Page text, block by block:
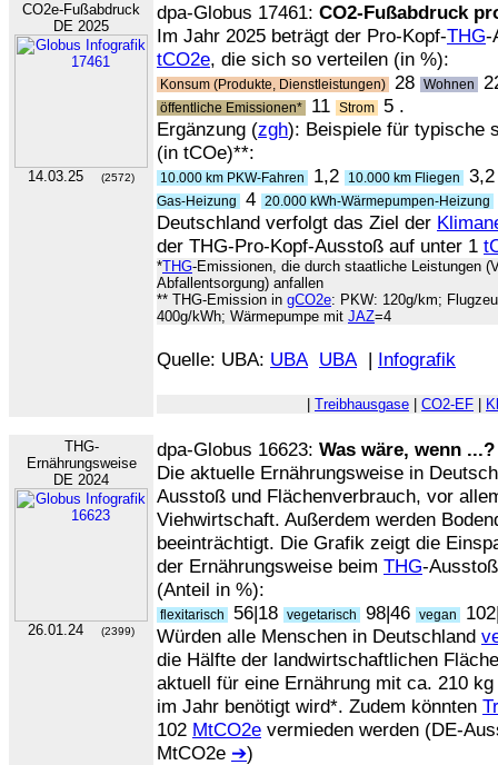
CO2e-Fußabdruck
DE 2025
14.03.25 (2572)
dpa-Globus 17461: CO2-Fußabdruck
Im Jahr 2025 beträgt der Pro-Kopf-THG-
tCO2e, die sich so verteilen (in %):
Konsum (Produkte, Dienstleistungen) 28 Wohnen
öffentliche Emissionen* 11 Strom
5 .
Ergänzung (zgh): Beispiele für typische
(in tCOe)**:
10.000 km PKW-Fahren 1,2 10.000 km Fliegen
Gas-Heizung 4 20.000 kWh-Wärmepumpen-Heizung
Deutschland verfolgt das Ziel der
der THG-Pro-Kopf-Ausstoß auf unter 1
*THG-Emissionen, die durch staatliche Leistungen
Abfallentsorgung) anfallen
** THG-Emission in gCO2e: PKW: 120g/km;
400g/kWh; Wärmepumpe mit JAZ=4
Quelle: UBA: UBA UBA| Infografik
Treibhausgase CO2-EF
THG-
Ernährungsweise
DE 2024
26.01.24 (2399)
dpa-Globus 16623: Was wäre, wenn ...?
Die aktuelle Ernährungsweise in
Ausstoß und Flächenverbrauch, vor
Viehwirtschaft. Außerdem werden
beeinträchtigt. Die Grafik zeigt die
der Ernährungsweise beim THG-
(Anteil in %):
flexitarisch 56|18 vegetarisch 98|46 vegan
Würden alle Menschen in Deutschland
die Hälfte der landwirtschaftlichen
aktuell für eine Ernährung mit ca. 210
im Jahr benötigt wird*. Zudem könnten
102 MtCO2e vermieden werden (DE-
MtCO2e ➔)